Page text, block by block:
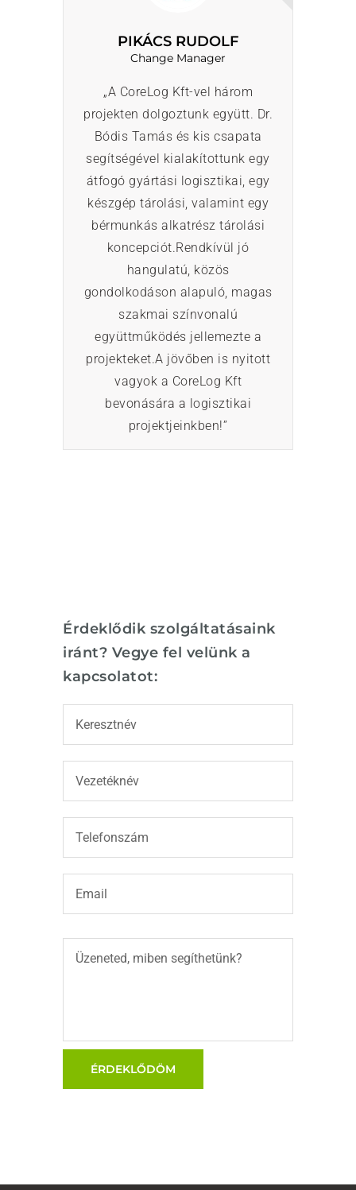
PIKÁCS RUDOLF
Change Manager
„A CoreLog Kft-vel három
projekten dolgoztunk együtt. Dr.
Bódis Tamás és kis csapata
segítségével kialakítottunk egy
átfogó gyártási logisztikai, egy
készgép tárolási, valamint egy
bérmunkás alkatrész tárolási
koncepciót.Rendkívül jó
hangulatú, közös
gondolkodáson alapuló, magas
szakmai színvonalú
együttműködés jellemezte a
projekteket.A jövőben is nyitott
vagyok a CoreLog Kft
bevonására a logisztikai
projektjeinkben!”
Érdeklődik szolgáltatásaink
iránt? Vegye fel velünk a
kapcsolatot: